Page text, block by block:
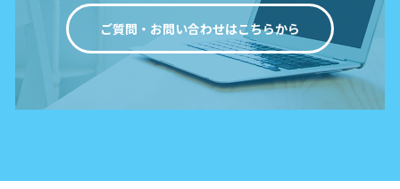
ご質問・お問い合わせはこちらから